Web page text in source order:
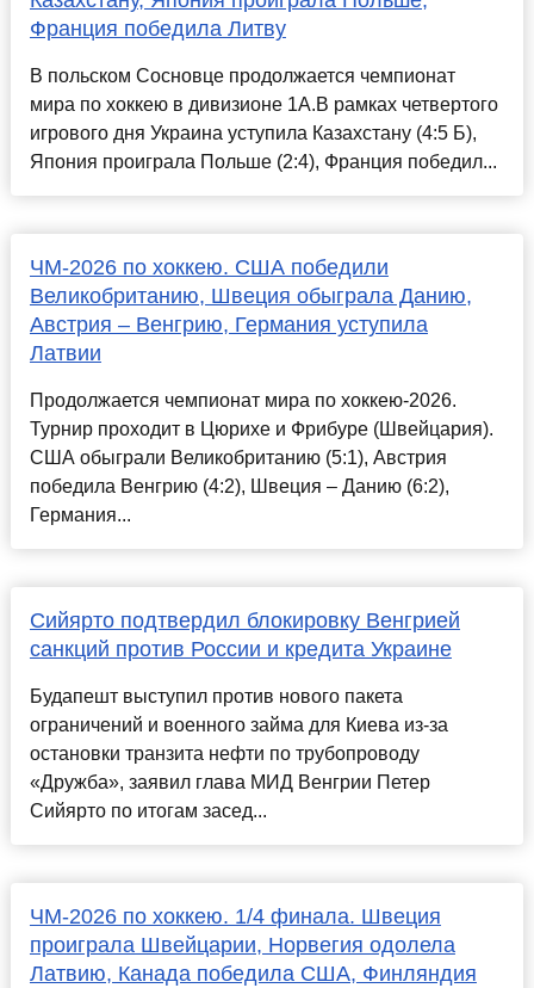
Франция победила Литву
В польском Сосновце продолжается чемпионат
мира по хоккею в дивизионе 1А.В рамках четвертого
игрового дня Украина уступила Казахстану (4:5 Б),
Япония проиграла Польше (2:4), Франция победил...
ЧМ-2026 по хоккею. США победили
Великобританию, Швеция обыграла Данию,
Австрия – Венгрию, Германия уступила
Латвии
Продолжается чемпионат мира по хоккею-2026.
Турнир проходит в Цюрихе и Фрибуре (Швейцария).
США обыграли Великобританию (5:1), Австрия
победила Венгрию (4:2), Швеция – Данию (6:2),
Германия...
Сийярто подтвердил блокировку Венгрией
санкций против России и кредита Украине
Будапешт выступил против нового пакета
ограничений и военного займа для Киева из-за
остановки транзита нефти по трубопроводу
«Дружба», заявил глава МИД Венгрии Петер
Сийярто по итогам засед...
ЧМ-2026 по хоккею. 1/4 финала. Швеция
проиграла Швейцарии, Норвегия одолела
Латвию, Канада победила США, Финляндия